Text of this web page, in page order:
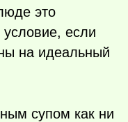
это
условие, если
на идеальный
супом как ни